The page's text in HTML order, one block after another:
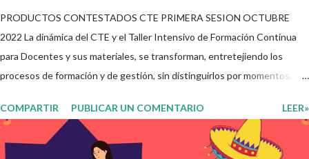
PRODUCTOS CONTESTADOS CTE PRIMERA SESION OCTUBRE
2022 La dinámica del CTE y el Taller Intensivo de Formación Continua
para Docentes y sus materiales, se transforman, entretejiendo los
procesos de formación y de gestión, sin distinguirlos por momentos, y
genérico y no está diferenciado por niveles educativos. Desde la
flexibilidad en la que se concibe el CTE y en correspondencia con la
Nueva Escuela Mexicana, se propone que el colectivo docente tome
COMPARTIR PUBLICAR UN COMENTARIO LEER»